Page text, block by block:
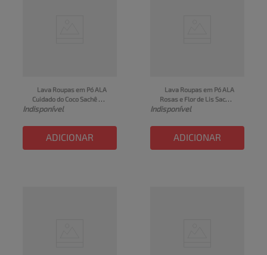
Lava Roupas em Pó ALA
Cuidado do Coco Sachê
400g
Indisponível
ADICIONAR
Lava Roupas em Pó ALA
Rosas e Flor de Lis Sachê
400g
Indisponível
ADICIONAR